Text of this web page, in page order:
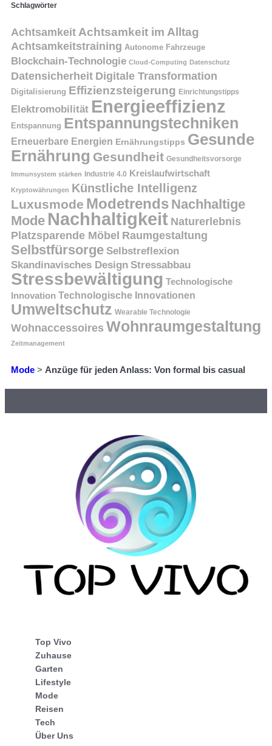
Schlagwörter
AchtsamkeitAchtsamkeit im Alltag
Achtsamkeitstraining Autonome Fahrzeuge
Blockchain-Technologie Cloud-Computing Datenschutz
Datensicherheit Digitale Transformation
Digitalisierung Effizienzsteigerung Einrichtungstipps
Elektromobilität Energieeffizienz
Entspannung Entspannungstechniken
Erneuerbare Energien Ernährungstipps Gesunde
Ernährung Gesundheit Gesundheitsvorsorge
Immunsystem stärken Industrie 4.0 Kreislaufwirtschaft
Kryptowährungen Künstliche Intelligenz
Luxusmode Modetrends Nachhaltige
Mode Nachhaltigkeit Naturerlebnis
Platzsparende Möbel Raumgestaltung
Selbstfürsorge Selbstreflexion
Skandinavisches Design Stressabbau
Stressbewältigung Technologische
Innovation Technologische Innovationen
Umweltschutz Wearable Technologie
Wohnaccessoires Wohnraumgestaltung
Zeitmanagement
Mode > Anzüge für jeden Anlass: Von formal bis casual
Top Vivo
Zuhause
Garten
Lifestyle
Mode
Reisen
Tech
Über Uns